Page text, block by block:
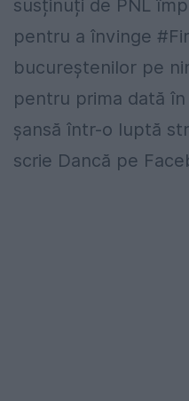
susținuți de PNL
pentru a învinge #
bucureștenilor pe
pentru prima dată
șansă într-o luptă
scrie Dancă pe